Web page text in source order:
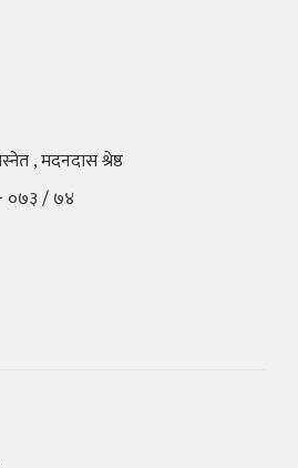
, मदनदास श्रेष्ठ
- ०७३ / ७४